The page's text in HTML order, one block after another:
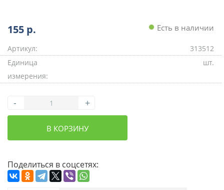
155 р. Есть в наличии
Артикул:
313512
Единица
измерения:
шт.
- +
В КОРЗИНУ
Поделиться в соцсетях: